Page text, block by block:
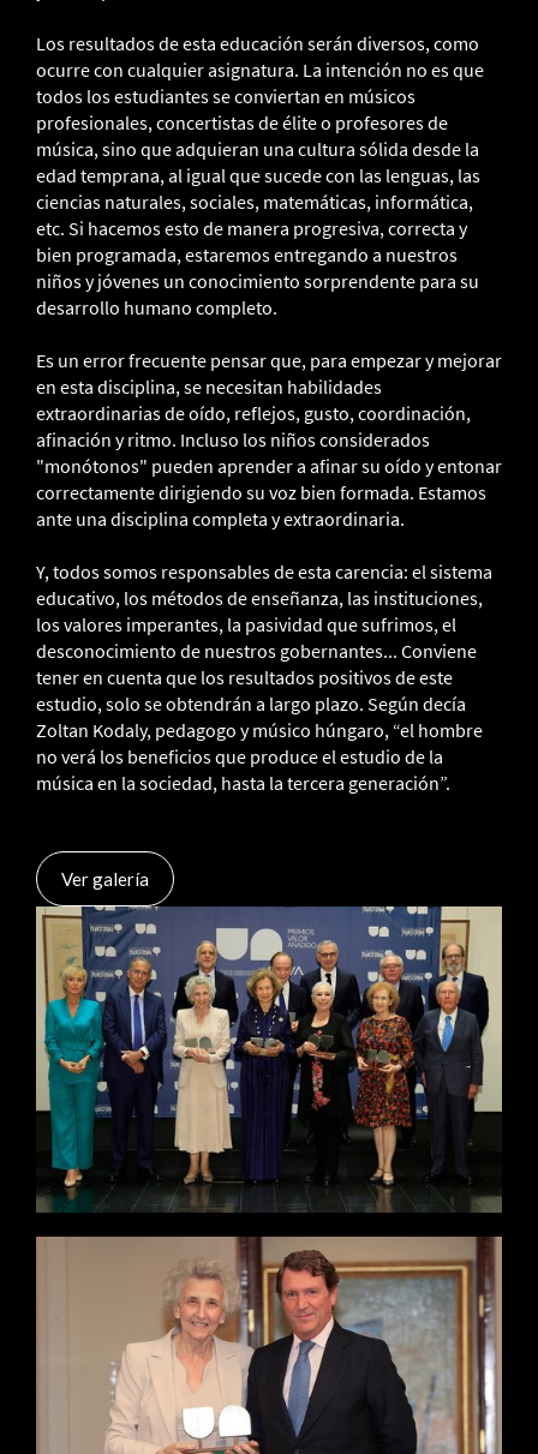
Los resultados de esta educación serán diversos, como
ocurre con cualquier asignatura. La intención no es que
todos los estudiantes se conviertan en músicos
profesionales, concertistas de élite o profesores de
música, sino que adquieran una cultura sólida desde la
edad temprana, al igual que sucede con las lenguas, las
ciencias naturales, sociales, matemáticas, informática,
etc. Si hacemos esto de manera progresiva, correcta y
bien programada, estaremos entregando a nuestros
niños y jóvenes un conocimiento sorprendente para su
desarrollo humano completo.
Es un error frecuente pensar que, para empezar y mejorar
en esta disciplina, se necesitan habilidades
extraordinarias de oído, reflejos, gusto, coordinación,
afinación y ritmo. Incluso los niños considerados
"monótonos" pueden aprender a afinar su oído y entonar
correctamente dirigiendo su voz bien formada. Estamos
ante una disciplina completa y extraordinaria.
Y, todos somos responsables de esta carencia: el sistema
educativo, los métodos de enseñanza, las instituciones,
los valores imperantes, la pasividad que sufrimos, el
desconocimiento de nuestros gobernantes... Conviene
tener en cuenta que los resultados positivos de este
estudio, solo se obtendrán a largo plazo. Según decía
Zoltan Kodaly, pedagogo y músico húngaro, “el hombre
no verá los beneficios que produce el estudio de la
música en la sociedad, hasta la tercera generación”.
Ver galería